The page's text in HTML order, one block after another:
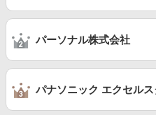
パーソナル株式会社
パナソニック エクセル